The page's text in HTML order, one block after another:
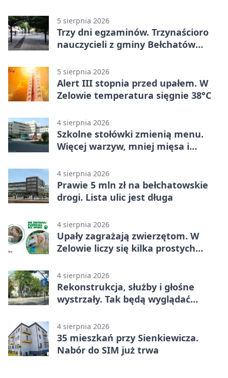
5 sierpnia 2026
Trzy dni egzaminów. Trzynaścioro
nauczycieli z gminy Bełchatów
5 sierpnia 2026
Alert III stopnia przed upałem. W
Zelowie temperatura sięgnie 38°C
4 sierpnia 2026
Szkolne stołówki zmienią menu.
Więcej warzyw, mniej mięsa i
4 sierpnia 2026
Prawie 5 mln zł na bełchatowskie
drogi. Lista ulic jest długa
4 sierpnia 2026
Upały zagrażają zwierzętom. W
Zelowie liczy się kilka prostych
4 sierpnia 2026
Rekonstrukcja, służby i głośne
wystrzały. Tak będą wyglądać
4 sierpnia 2026
35 mieszkań przy Sienkiewicza.
Nabór do SIM już trwa